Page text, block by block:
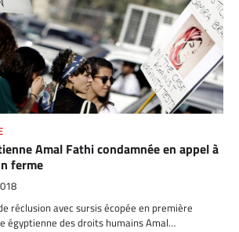
Amal Fathi condamnée en appel à
ferme
réclusion avec sursis écopée en première
égyptienne des droits humains Amal…